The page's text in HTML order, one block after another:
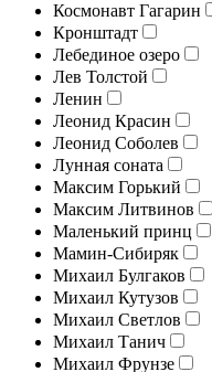
Космонавт Гагарин
Кронштадт
Лебединое озеро
Лев Толстой
Ленин
Леонид Красин
Леонид Соболев
Лунная соната
Максим Горький
Максим Литвинов
Маленький принц
Мамин-Сибиряк
Михаил Булгаков
Михаил Кутузов
Михаил Светлов
Михаил Танич
Михаил Фрунзе